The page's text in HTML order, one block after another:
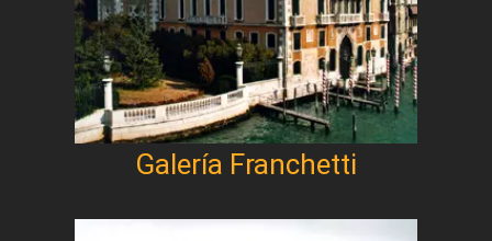
Galería Franchetti